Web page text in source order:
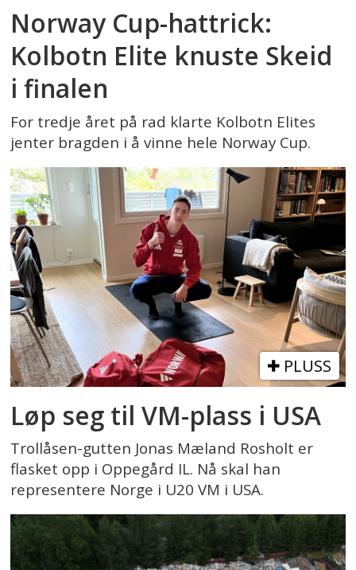
Norway Cup-hattrick:
Kolbotn Elite knuste Skeid
i finalen
For tredje året på rad klarte Kolbotn Elites
jenter bragden i å vinne hele Norway Cup.
PLUSS
Løp seg til VM-plass i USA
Trollåsen-gutten Jonas Mæland Rosholt er
flasket opp i Oppegård IL. Nå skal han
representere Norge i U20 VM i USA.